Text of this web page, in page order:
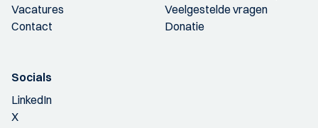
Vacatures
Contact
Veelgestelde vragen
Donatie
Socials
LinkedIn
X